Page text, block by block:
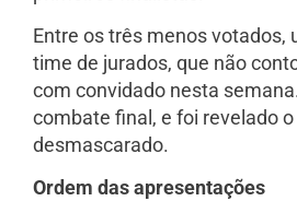
Entre os três menos votados,
time de jurados, que não
com convidado nesta
combate final, e foi revelado
desmascarado.
Ordem das apresentações